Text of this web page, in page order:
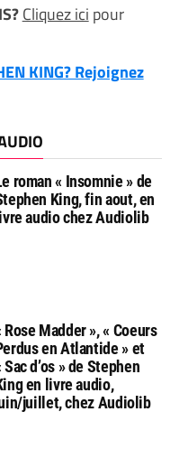
Cliquez ici pour
KING? Rejoignez
roman « Insomnie » de
King, fin aout, en
audio chez Audiolib
Rose Madder », « Coeurs
en Atlantide » et
Sac d’os » de Stephen
en livre audio,
juillet, chez Audiolib